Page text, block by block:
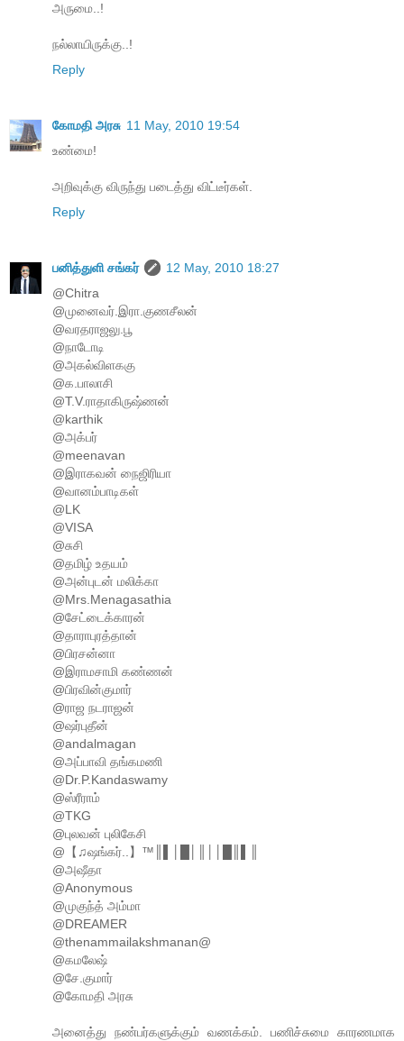
அருமை..!
நல்லாயிருக்கு..!
Reply
கோமதி அரசு 11 May, 2010 19:54
உண்மை!
அறிவுக்கு விருந்து படைத்து விட்டீர்கள்.
Reply
பனித்துளி சங்கர்
12 May, 2010 18:27
@Chitra
@முனைவர்.இரா.குணசீலன்
@வரதராஜலு.பூ
@நாடோடி
@அகல்விளககு
@க.பாலாசி
@T.V.ராதாகிருஷ்ணன்
@karthik
@அக்பர்
@meenavan
@இராகவன் நைஜிரியா
@வானம்பாடிகள்
@LK
@VISA
@சுசி
@தமிழ் உதயம்
@அன்புடன் மலிக்கா
@Mrs.Menagasathia
@சேட்டைக்காரன்
@தாராபுரத்தான்
@பிரசன்னா
@இராமசாமி கண்ணன்
@பிரவின்குமார்
@ராஜ நடராஜன்
@ஷர்புதீன்
@andalmagan
@அப்பாவி தங்கமணி
@Dr.P.Kandaswamy
@ஸ்ரீராம்
@TKG
@புலவன் புலிகேசி
@【♫ஷங்கர்..】™║▌│█│║││█║▌║
@அஷீதா
@Anonymous
@முகுந்த் அம்மா
@DREAMER
@thenammailakshmanan@
@கமலேஷ்
@சே.குமார்
@கோமதி அரசு
அனைத்து நண்பர்களுக்கும் வணக்கம். பணிச்சுமை காரணமாக